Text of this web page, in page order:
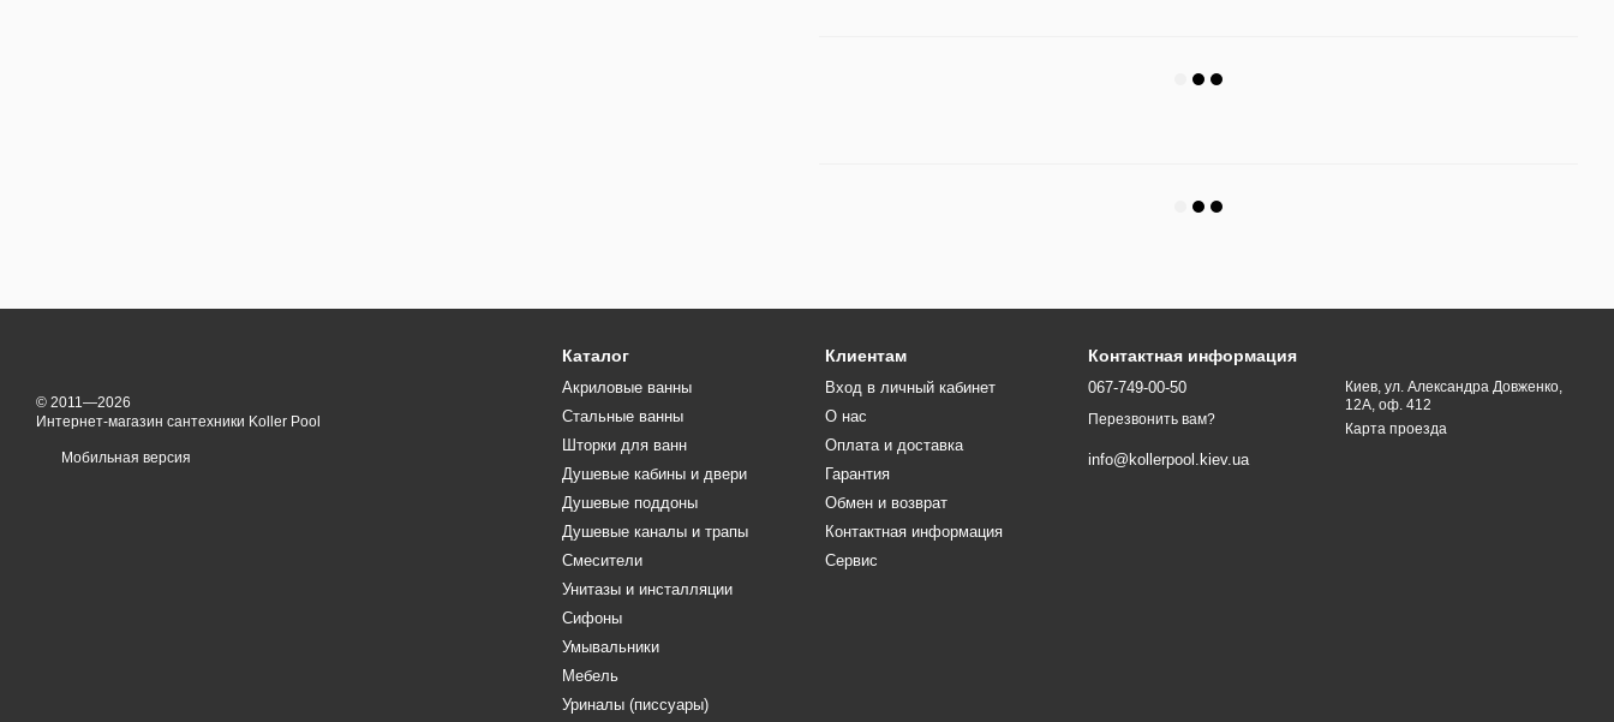
© 2011—2026
Интернет-магазин сантехники Koller Pool
Мобильная версия
Каталог
Акриловые ванны
Стальные ванны
Шторки для ванн
Душевые кабины и двери
Душевые поддоны
Душевые каналы и трапы
Смесители
Унитазы и инсталляции
Сифоны
Умывальники
Мебель
Уриналы (писсуары)
Клиентам
Вход в личный кабинет
О нас
Оплата и доставка
Гарантия
Обмен и возврат
Контактная информация
Сервис
Контактная информация
067-749-00-50
Перезвонить вам?
info@kollerpool.kiev.ua
Киев, ул. Александра Довженко,
12А, оф. 412
Карта проезда